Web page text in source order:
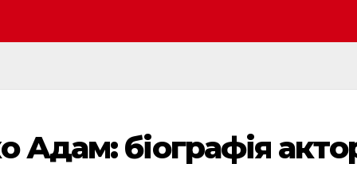
біографія